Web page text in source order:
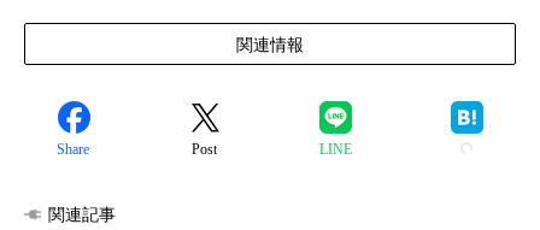
関連情報
Share Post LINE
関連記事